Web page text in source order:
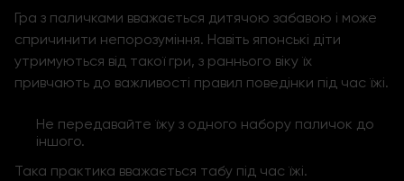
Гра з паличками вважається дитячою забавою і може
спричинити непорозуміння. Навіть японські діти
утримуються від такої гри, з раннього віку їх
привчають до важливості правил поведінки під час їжі.
Не передавайте їжу з одного набору паличок до
іншого.
Така практика вважається табу під час їжі.